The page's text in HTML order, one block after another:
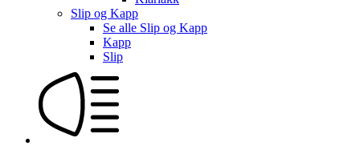
Slip og Kapp
Se alle Slip og Kapp
Kapp
Slip